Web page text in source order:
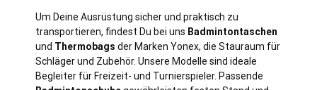
Um Deine Ausrüstung sicher und praktisch zu
transportieren, findest Du bei uns Badmintontaschen
und Thermobags der Marken Yonex, die Stauraum für
Schläger und Zubehör. Unsere Modelle sind ideale
Begleiter für Freizeit- und Turnierspieler. Passende